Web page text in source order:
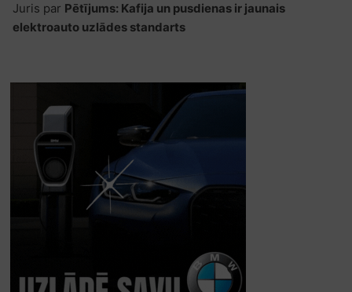
Juris par Pētījums: Kafija un pusdienas ir jaunais
elektroauto uzlādes standarts